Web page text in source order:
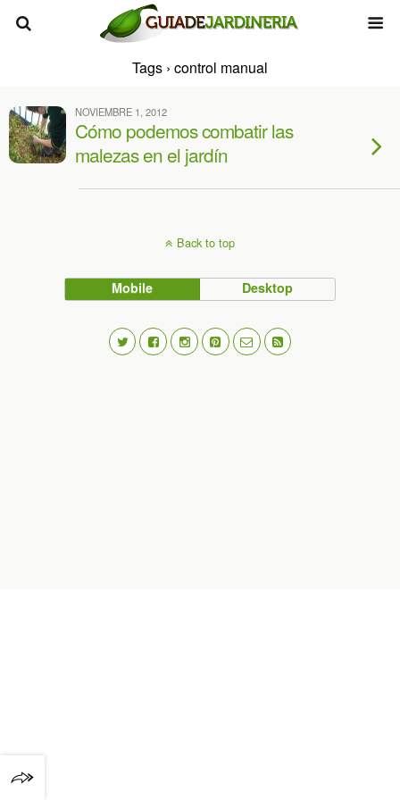
Tags › control manual
NOVIEMBRE 1, 2012
Cómo podemos combatir las
malezas en el jardín
Back to top
Mobile Desktop